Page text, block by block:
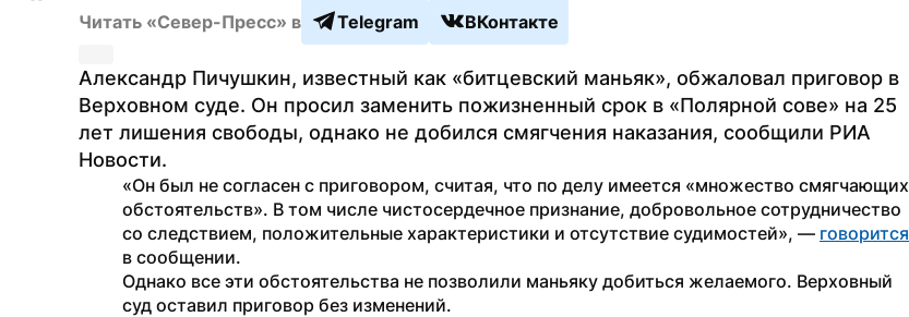
Читать «Север-Пресс» в Telegram ВКонтакте
Александр Пичушкин, известный как «битцевский маньяк», обжаловал приговор в
Верховном суде. Он просил заменить пожизненный срок в «Полярной сове» на 25
лет лишения свободы, однако не добился смягчения наказания, сообщили РИА
Новости.
«Он был не согласен с приговором, считая, что по делу имеется «множество смягчающих
обстоятельств». В том числе чистосердечное признание, добровольное сотрудничество
со следствием, положительные характеристики и отсутствие судимостей», — говорится
в сообщении.
Однако все эти обстоятельства не позволили маньяку добиться желаемого. Верховный
суд оставил приговор без изменений.